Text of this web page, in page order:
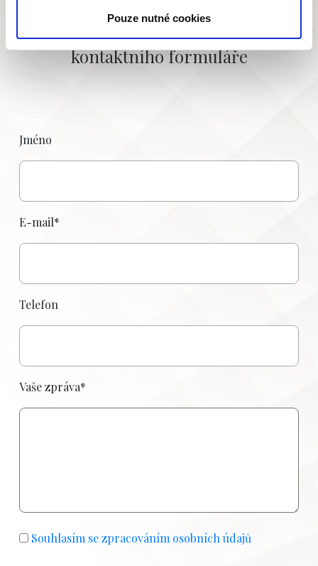
Pouze nutné cookies
Kontaktovat nás můžete také pomocí
kontaktního formuláře
Jméno
E-mail*
Telefon
Vaše zpráva*
Souhlasím se zpracováním osobních údajů